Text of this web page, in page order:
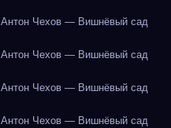
Антон Чехов — Вишнёвый сад
Антон Чехов — Вишнёвый сад
Антон Чехов — Вишнёвый сад
Антон Чехов — Вишнёвый сад